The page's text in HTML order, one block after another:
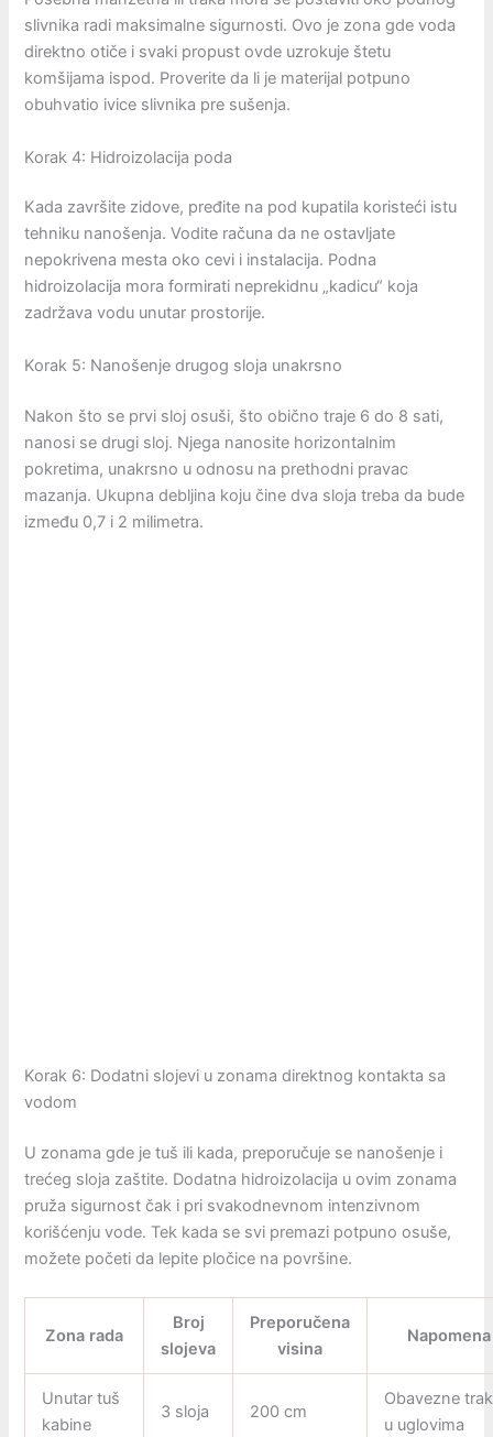
slivnika radi maksimalne sigurnosti. Ovo je zona gde voda
direktno otiče i svaki propust ovde uzrokuje štetu
komšijama ispod. Proverite da li je materijal potpuno
obuhvatio ivice slivnika pre sušenja.
Korak 4: Hidroizolacija poda
Kada završite zidove, pređite na pod kupatila koristeći istu
tehniku nanošenja. Vodite računa da ne ostavljate
nepokrivena mesta oko cevi i instalacija. Podna
hidroizolacija mora formirati neprekidnu „kadicu“ koja
zadržava vodu unutar prostorije.
Korak 5: Nanošenje drugog sloja unakrsno
Nakon što se prvi sloj osuši, što obično traje 6 do 8 sati,
nanosi se drugi sloj. Njega nanosite horizontalnim
pokretima, unakrsno u odnosu na prethodni pravac
mazanja. Ukupna debljina koju čine dva sloja treba da bude
između 0,7 i 2 milimetra.
Korak 6: Dodatni slojevi u zonama direktnog kontakta sa
vodom
U zonama gde je tuš ili kada, preporučuje se nanošenje i
trećeg sloja zaštite. Dodatna hidroizolacija u ovim zonama
pruža sigurnost čak i pri svakodnevnom intenzivnom
korišćenju vode. Tek kada se svi premazi potpuno osuše,
možete početi da lepite pločice na površine.
Zona rada
Broj
slojeva
Preporučena
visina
Napomena
Unutar tuš
kabine
3 sloja 200 cm
Obavezne
u uglovima